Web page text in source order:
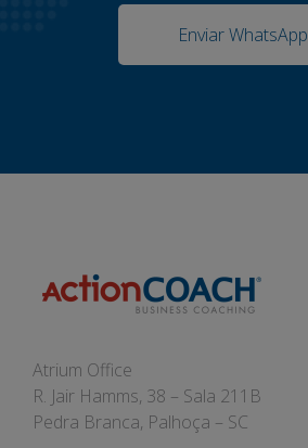
Enviar WhatsApp
Atrium Office
R. Jair Hamms, 38 – Sala 211B
Pedra Branca, Palhoça – SC